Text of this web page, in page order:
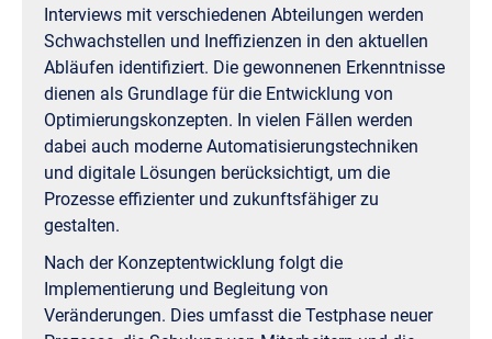
Interviews mit verschiedenen Abteilungen werden
Schwachstellen und Ineffizienzen in den aktuellen
Abläufen identifiziert. Die gewonnenen Erkenntnisse
dienen als Grundlage für die Entwicklung von
Optimierungskonzepten. In vielen Fällen werden
dabei auch moderne Automatisierungstechniken
und digitale Lösungen berücksichtigt, um die
Prozesse effizienter und zukunftsfähiger zu
gestalten.
Nach der Konzeptentwicklung folgt die
Implementierung und Begleitung von
Veränderungen. Dies umfasst die Testphase neuer